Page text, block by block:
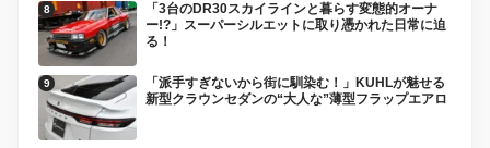
「3台のDR30スカイラインと暮らす変態的オーナ
ー!?」スーパーシルエットに取り憑かれた日常に迫
る！
「派手すぎないから街に馴染む！」KUHLが魅せる
新型クラウンセダンの“大人な”薄型フラップエアロ